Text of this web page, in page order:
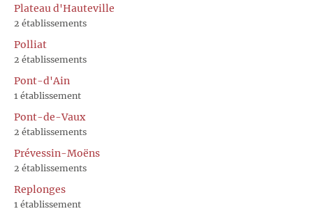
Plateau d'Hauteville
2 établissements
Polliat
2 établissements
Pont-d'Ain
1 établissement
Pont-de-Vaux
2 établissements
Prévessin-Moëns
2 établissements
Replonges
1 établissement